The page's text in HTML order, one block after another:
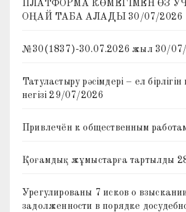
ПЛАТФОРМА КӨМЕГІМЕН ӨЗ
ОҢАЙ ТАБА АЛАДЫ 30/07/2026
№30(1837)-30.07.2026 жыл 30/
Татуластыру рәсімдері – ел
негізі 29/07/2026
Привлечён к общественным
Қоғамдық жұмыстарға тартылды
Урегулированы 7 исков о
задолженности в порядке